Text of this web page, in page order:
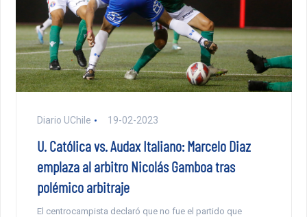
Diario UChile 19-02-2023
U. Católica vs. Audax Italiano: Marcelo Diaz
emplaza al arbitro Nicolás Gamboa tras
polémico arbitraje
El centrocampista declaró que no fue el partido que